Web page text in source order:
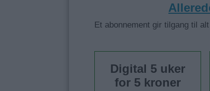
Et abonnement gir tilgang til
Digital 5 uker
for 5 kroner